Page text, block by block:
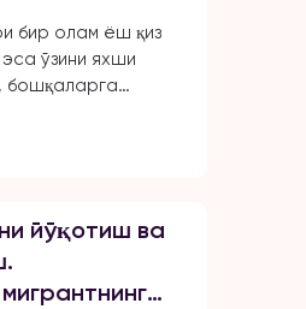
Унинг
бир олам ёш қиз
ўзини яхши
бошқаларга
ишонади. Улар
У рашк
кимлар
назар
йўқотиш ва